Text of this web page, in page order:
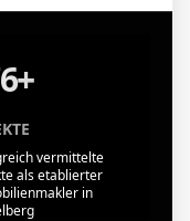
vermittelte
als etablierter
in